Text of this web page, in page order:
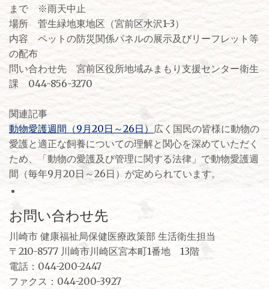
まで ※雨天中止
場所 菅生緑地東地区（宮前区水沢1-3）
内容 ペットの防災関係パネルの展示及びリーフレット等
の配布
問い合わせ先 宮前区役所地域みまもり支援センター衛生
課 044-856-3270
関連記事
動物愛護週間（9月20日～26日） 広く国民の皆様に動物の
愛護と適正な飼養についての理解と関心を深めていただく
ため、「動物の愛護及び管理に関する法律」で動物愛護週
間（毎年9月20日～26日）が定められています。
お問い合わせ先
川崎市 健康福祉局保健医療政策部 生活衛生担当
〒210-8577 川崎市川崎区宮本町1番地 13階
電話：044-200-2447
ファクス：044-200-3927